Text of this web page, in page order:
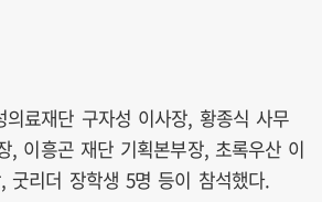
의료재단 구자성 이사장, 황종식 사무
, 이흥곤 재단 기획본부장, 초록우산 이
굿리더 장학생 5명 등이 참석했다.